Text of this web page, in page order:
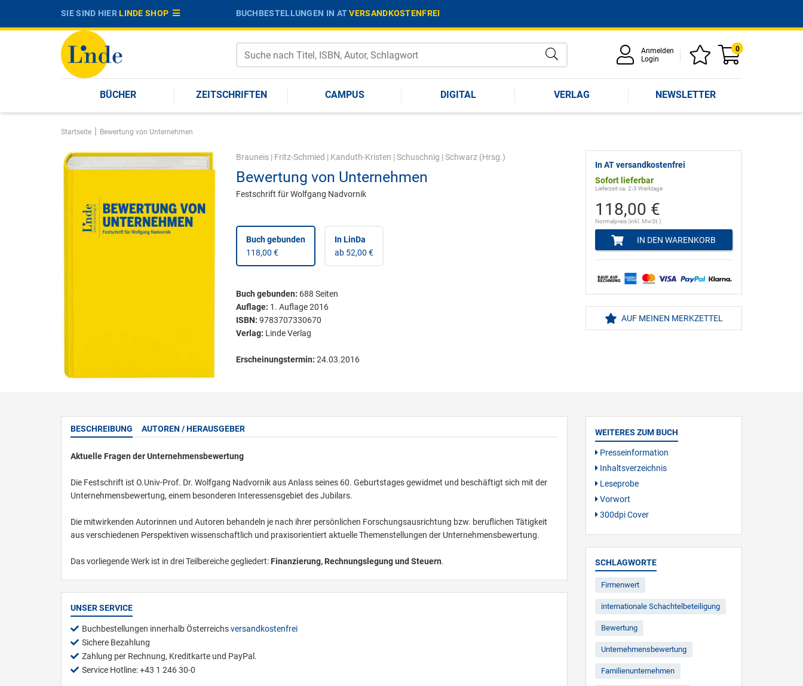
SIE SIND HIERLINDE SHOP BUCHBESTELLUNGEN IN ATVERSANDKOSTENFREI
Anmelden
Login
0
BÜCHER ZEITSCHRIFTEN CAMPUS DIGITAL VERLAG NEWSLETTER
Startseite | Bewertung von Unternehmen
Brauneis| Fritz-Schmied | Kanduth-Kristen | Schuschnig | Schwarz(Hrsg.)
Bewertung von Unternehmen
Festschrift für Wolfgang Nadvornik
Buch gebunden
118,00 €
In LinDa
ab 52,00 €
Buch gebunden: 688 Seiten
Auflage: 1. Auflage 2016
ISBN: 9783707330670
Verlag: Linde Verlag
Erscheinungstermin: 24.03.2016
In AT versandkostenfrei
Sofort lieferbar
Lieferzeit ca. 2-3 Werktage
118,00 €
Normalpreis (inkl. MwSt.)
IN DEN WARENKORB
AUF MEINEN MERKZETTEL
BESCHREIBUNG AUTOREN / HERAUSGEBER
Aktuelle Fragen der Unternehmensbewertung
Die Festschrift ist O.Univ-Prof. Dr. Wolfgang Nadvornik aus Anlass seines 60. Geburtstages gewidmet und beschäftigt sich mit der
Unternehmensbewertung, einem besonderen Interessensgebiet des Jubilars.
Die mitwirkenden Autorinnen und Autoren behandeln je nach ihrer persönlichen Forschungsausrichtung bzw. beruflichen Tätigkeit
aus verschiedenen Perspektiven wissenschaftlich und praxisorientiert aktuelle Themenstellungen der Unternehmensbewertung.
Das vorliegende Werk ist in drei Teilbereiche gegliedert: Finanzierung, Rechnungslegung und Steuern.
UNSER SERVICE
Buchbestellungen innerhalb Österreichsversandkostenfrei
Sichere Bezahlung
Zahlung per Rechnung, Kreditkarte und PayPal.
Service Hotline: +43 1 246 30-0
WEITERES ZUM BUCH
Presseinformation
Inhaltsverzeichnis
Leseprobe
Vorwort
300dpi Cover
SCHLAGWORTE
Firmenwert
internationale Schachtelbeteiligung
Bewertung
Unternehmensbewertung
Familienunternehmen